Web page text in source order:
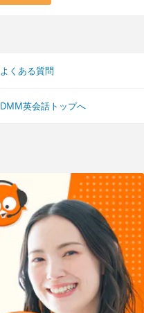
よくある質問
DMM英会話トップへ